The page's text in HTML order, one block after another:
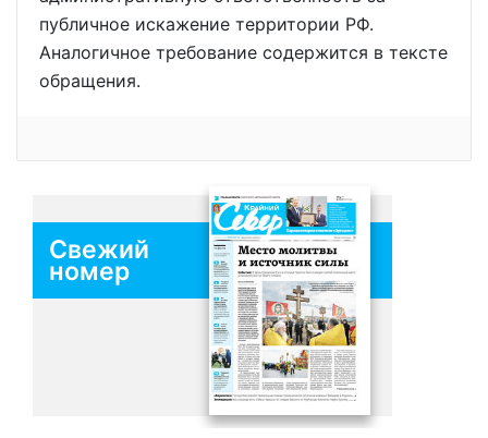
публичное искажение территории РФ.
Аналогичное требование содержится в тексте
обращения.
Свежий
номер